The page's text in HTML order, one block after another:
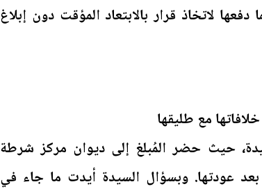
لاتخاذ قرار بالابتعاد المؤقت دون إبلاغ
مع طليقها
حيث حضر المُبلغ إلى ديوان مركز شرطة
عودتها. وبسؤال السيدة أيدت ما جاء في